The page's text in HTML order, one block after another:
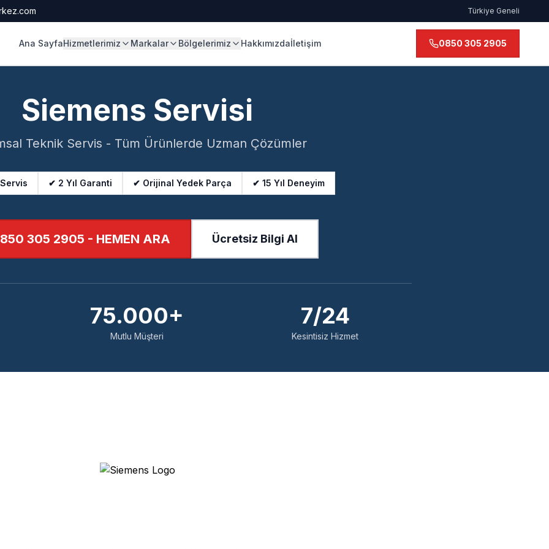
Türkiye Geneli
Ana SayfaHizmetlerimiz Markalar Bölgelerimiz Hakkımızdaİletişim 0850 305 2905
Siemens Servisi
Teknik Servis - Tüm Ürünlerde Uzman Çözümler
✔ 2 Yıl Garanti ✔ Orijinal Yedek Parça ✔ 15 Yıl Deneyim
305 2905 - HEMEN ARA Ücretsiz Bilgi Al
75.000+
Mutlu Müşteri
7/24
Kesintisiz Hizmet